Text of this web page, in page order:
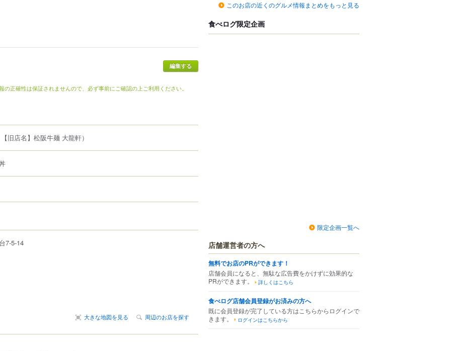
編集する
正確性は保証されませんので、必ず事前にご確認の上ご利用ください。
旧店名】松阪牛麺 大龍軒）
7-5-14
大きな地図を見る 周辺のお店を探す
このお店の近くのグルメ情報まとめをもっと見る
食べログ限定企画
限定企画一覧へ
店舗運営者の方へ
無料でお店のPRができます！
店舗会員になると、無駄な広告費をかけずに効果的な
PRができます。
詳しくはこちら
食べログ店舗会員登録がお済みの方へ
既に会員登録が完了している方はこちらからログインで
きます。
ログインはこちらから